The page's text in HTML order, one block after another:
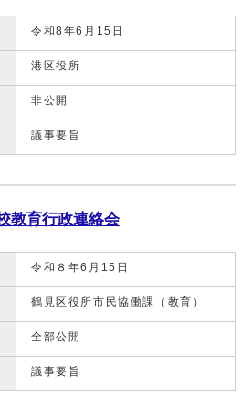
令和8年6月15日
港区役所
非公開
議事要旨
教育行政連絡会
令和８年6月15日
鶴見区役所市民協働課（教育）
全部公開
議事要旨